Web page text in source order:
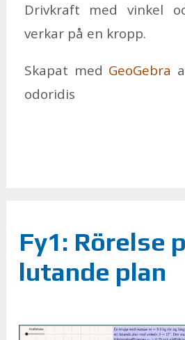
Driv­kraft med vin­kel
ver­kar på en kropp.
Ska­pat med Geo­Ge­bra
odo­ri­dis
Fy1: Rörelse
lutande plan